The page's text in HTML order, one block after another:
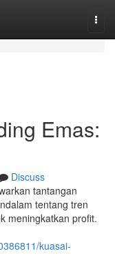
Emas:
Discuss
tantangan
tentang tren
meningkatkan profit.
kuasai-